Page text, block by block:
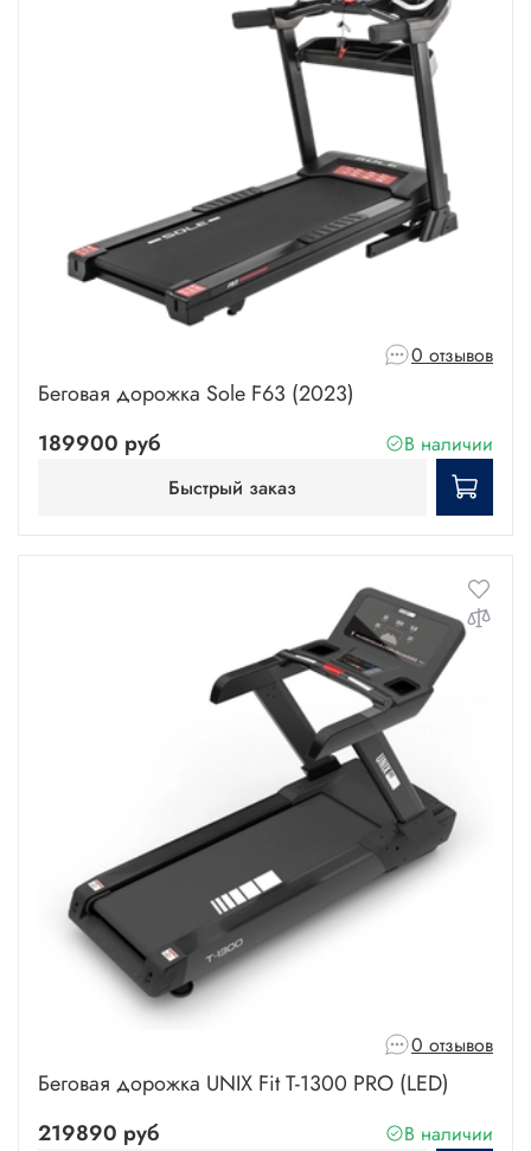
0 отзывов
Беговая дорожка Sole F63 (2023)
189900 руб
В наличии
Быстрый заказ
0 отзывов
Беговая дорожка UNIX Fit T-1300 PRO (LED)
219890 руб
В наличии